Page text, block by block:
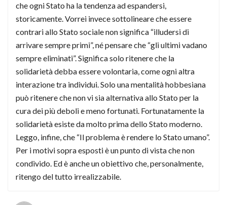
che ogni Stato ha la tendenza ad espandersi,
storicamente. Vorrei invece sottolineare che essere
contrari allo Stato sociale non significa “illudersi di
arrivare sempre primi”, né pensare che “gli ultimi vadano
sempre eliminati”. Significa solo ritenere che la
solidarietà debba essere volontaria, come ogni altra
interazione tra individui. Solo una mentalità hobbesiana
può ritenere che non vi sia alternativa allo Stato per la
cura dei più deboli e meno fortunati. Fortunatamente la
solidarietà esiste da molto prima dello Stato moderno.
Leggo, infine, che “Il problema è rendere lo Stato umano”.
Per i motivi sopra esposti è un punto di vista che non
condivido. Ed è anche un obiettivo che, personalmente,
ritengo del tutto irrealizzabile.